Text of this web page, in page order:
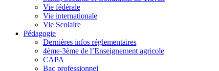
Vie fédérale
Vie internationale
Vie Scolaire
Pédagogie
Dernières infos réglementaires
4ème-3ème de l’Enseignement agricole
CAPA
Bac professionnel